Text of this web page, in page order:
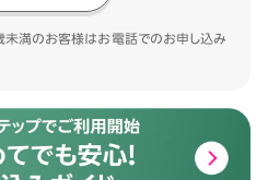
未満のお客様はお電話でのお申し込み